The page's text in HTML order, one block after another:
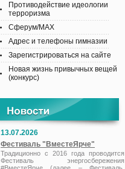
Противодействие идеологии
терроризма
Сферум/MAX
Адрес и телефоны гимназии
Зарегистрироваться на сайте
Новая жизнь привычных вещей
(конкурс)
13.07.2026
Фестиваль "ВместеЯрче"
Традиционно с 2016 года проводится
Фестиваль энергосбережения